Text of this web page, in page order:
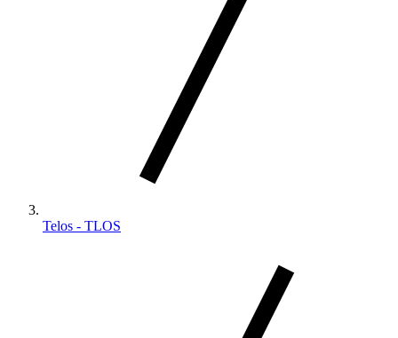
Telos - TLOS